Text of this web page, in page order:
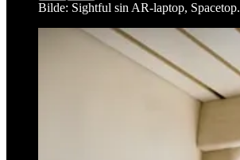
Bilde: Sightful sin AR-laptop, Spacetop.